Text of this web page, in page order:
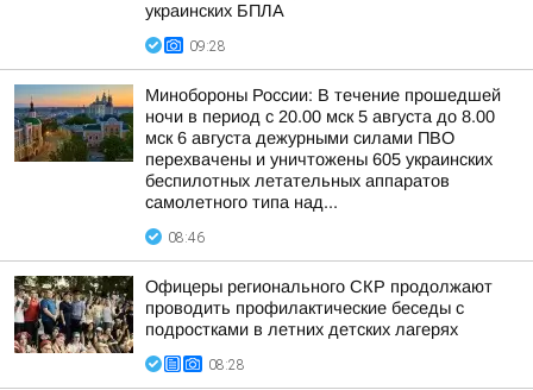
украинских БПЛА
09:28
Минобороны России: В течение прошедшей
ночи в период с 20.00 мск 5 августа до 8.00
мск 6 августа дежурными силами ПВО
перехвачены и уничтожены 605 украинских
беспилотных летательных аппаратов
самолетного типа над...
08:46
Офицеры регионального СКР продолжают
проводить профилактические беседы с
подростками в летних детских лагерях
08:28